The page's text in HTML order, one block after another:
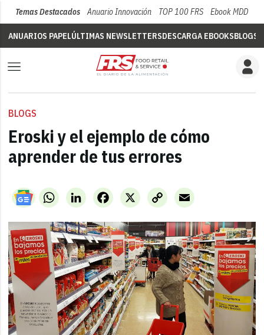
Temas Destacados Anuario Innovación TOP 100 FRS Ebook MDD
ANUARIOS PAPELÚLTIMAS NEWSLETTERSDESCARGA EBOOKSBLOGS
BLOGS
Eroski y el ejemplo de cómo
aprender de tus errores
WhatsAppLinkedIn X
Facebook
Copy
Link
Email